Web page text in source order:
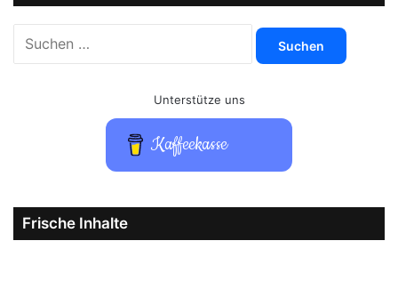
nach:
Unterstütze uns
Kaffeekasse
Frische Inhalte